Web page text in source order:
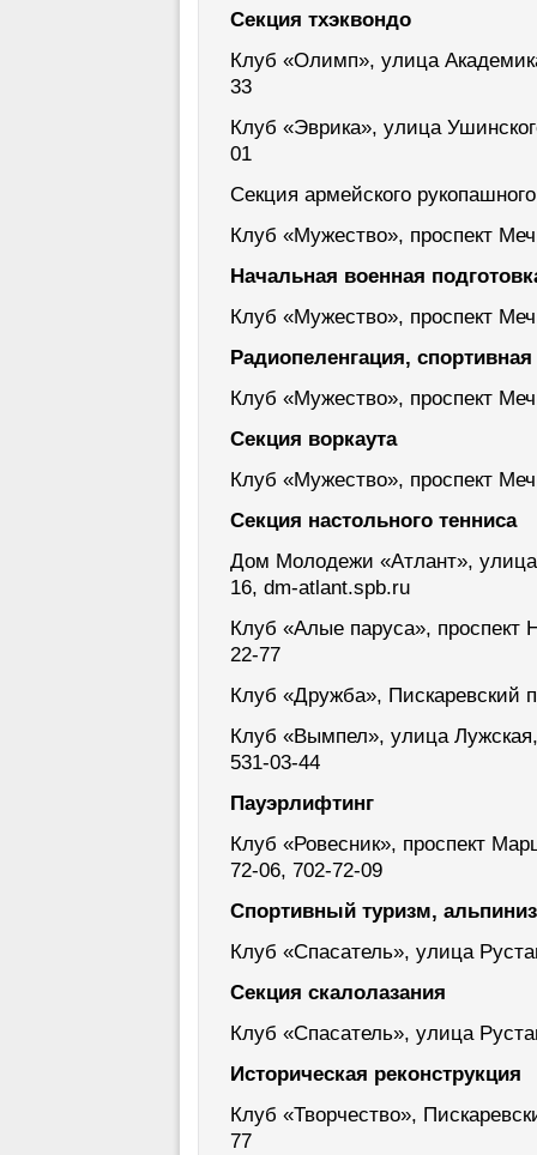
Секция тхэквондо
Клуб «Олимп», улица
33
Клуб «Эврика», улица
01
Секция армейского
Клуб «Мужество», проспект
Начальная военная
Клуб «Мужество», проспект
Радиопеленгация,
Клуб «Мужество», проспект
Секция воркаута
Клуб «Мужество», проспект
Секция настольного тенниса
Дом Молодежи «Атлант»,
16, dm-atlant.spb.ru
Клуб «Алые паруса», проспект
22-77
Клуб «Дружба», Пискаревский
Клуб «Вымпел», улица
531-03-44
Пауэрлифтинг
Клуб «Ровесник», проспект
72-06, 702-72-09
Спортивный туризм,
Клуб «Спасатель», улица
Секция скалолазания
Клуб «Спасатель», улица
Историческая реконструкция
Клуб «Творчество»,
77